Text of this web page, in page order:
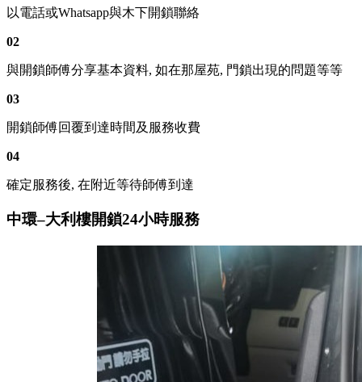
以電話或Whatsapp與木下開鎖聯絡
02
與開鎖師傅分享基本資料, 如在那屋苑, 門鎖出現的問題等等
03
開鎖師傅回覆到達時間及服務收費
04
確定服務後, 在附近等待師傅到達
中環–大利樓開鎖24小時服務